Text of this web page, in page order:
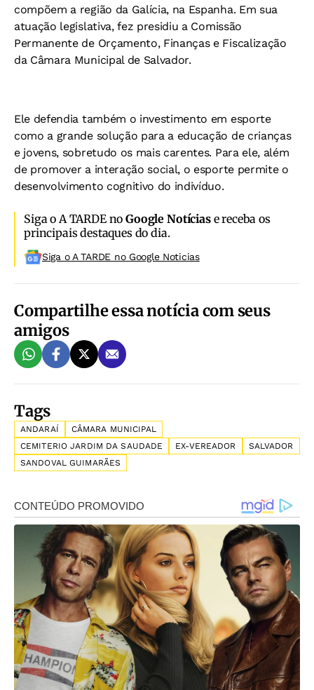
compõem a região da Galícia, na Espanha. Em sua
atuação legislativa, fez presidiu a Comissão
Permanente de Orçamento, Finanças e Fiscalização
da Câmara Municipal de Salvador.
Ele defendia também o investimento em esporte
como a grande solução para a educação de crianças
e jovens, sobretudo os mais carentes. Para ele, além
de promover a interação social, o esporte permite o
desenvolvimento cognitivo do indivíduo.
Siga o A TARDE noGoogle Notíciase receba os
principais destaques do dia.
Siga o A TARDE no Google Noticias
Compartilhe essa notícia com seus
amigos
Tags
ANDARAÍ
CÂMARA MUNICIPAL
CEMITERIO JARDIM DA SAUDADE
EX-VEREADOR
SALVADOR
SANDOVAL GUIMARÃES